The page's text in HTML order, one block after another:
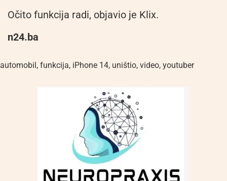
Očito funkcija radi, objavio je Klix.
n24.ba
automobil , funkcija, iPhone 14, uništio, video, youtuber